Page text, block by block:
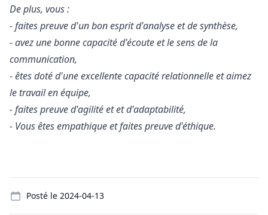
De plus, vous :
- faites preuve d'un bon esprit d'analyse et de synthèse,
- avez une bonne capacité d'écoute et le sens de la
communication,
- êtes doté d'une excellente capacité relationnelle et aimez
le travail en équipe,
- faites preuve d'agilité et et d'adaptabilité,
- Vous êtes empathique et faites preuve d'éthique.
Posté le 2024-04-13